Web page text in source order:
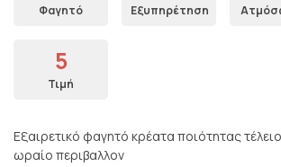
Φαγητό Εξυπηρέτηση
5
Τιμή
Εξαιρετικό φαγητό κρέατα ποιότητας
ωραίο περιβαλλον